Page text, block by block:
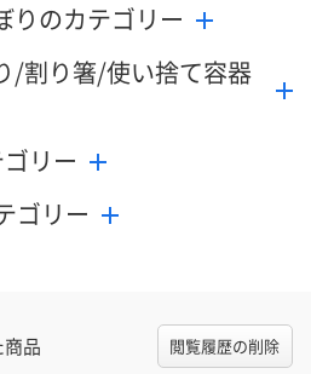
りのカテゴリー
/割り箸/使い捨て容器
リー
ゴリー
品 閲覧履歴の削除